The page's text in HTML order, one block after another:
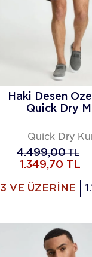
Haki Desen
Quick Dry
Quick Dry
4.499,00TL
1.349,70 TL
3 VE ÜZERİNE